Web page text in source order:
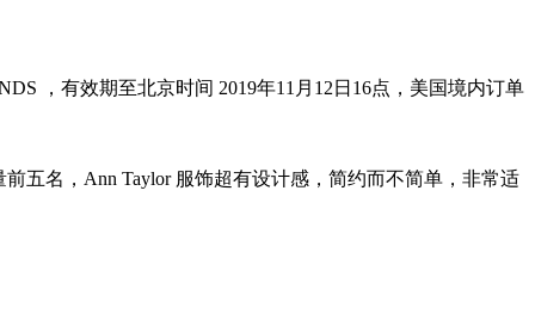
，有效期至北京时间 2019年11月12日16点，美国境内订单
五名，Ann Taylor 服饰超有设计感，简约而不简单，非常适